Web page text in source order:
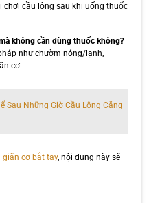
chơi cầu lông sau khi uống thuốc
không cần dùng thuốc không?
như chườm nóng/lạnh,
cơ.
Sau Những Giờ Cầu Lông Căng
giãn cơ bắt tay, nội dung này sẽ